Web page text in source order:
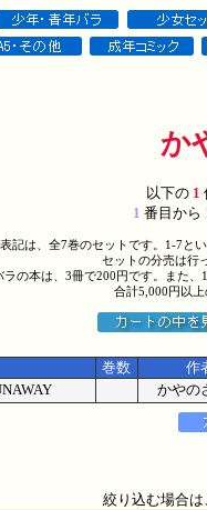
か
以下の1
1 番目から
記は、全7巻のセットです。1-7と
セットの分売は行
ラの本は、3冊で200円です。また
合計5,000円以
巻数
作
かやの
絞り込む場合